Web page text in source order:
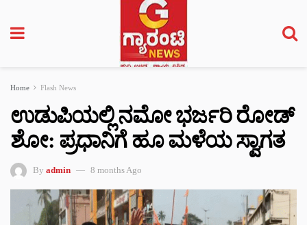
Home Flash News
ಉಡುಪಿಯಲ್ಲಿ ನಮೋ ಭರ್ಜರಿ ರೋಡ್‌
ಶೋ: ಪ್ರಧಾನಿಗೆ ಹೂ ಮಳೆಯ ಸ್ವಾಗತ
By admin 8 months Ago